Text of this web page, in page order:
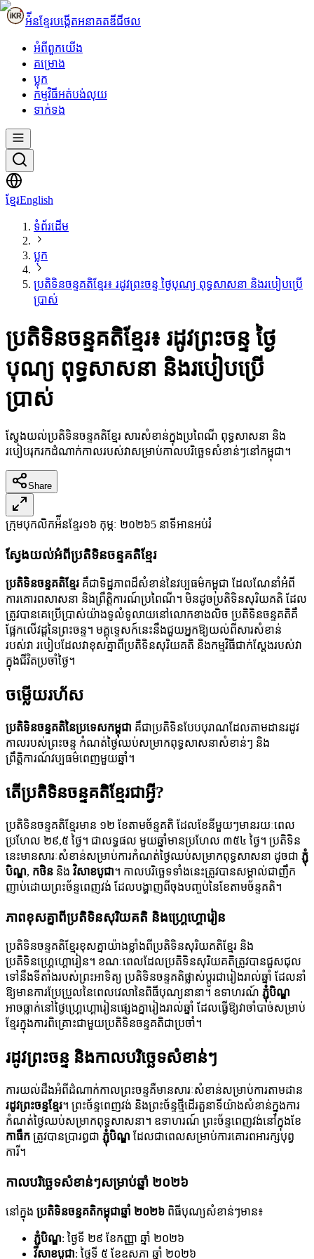
អ៉ីនខ្មែរបង្កើតអនាគតឌីជីថល
អំពី​ពួក​យើង
គម្រោង
ប្លុក
កម្មវិធីអត់បង់លុយ
ទាក់ទង
ខ្មែរEnglish
ទំព័រដើម
ប្លុក
ប្រតិទិនចន្ទគតិខ្មែរ៖ រដូវព្រះចន្ទ ថ្ងៃបុណ្យ ពុទ្ធសាសនា និងរបៀបប្រើ
ប្រាស់
ប្រតិទិនចន្ទគតិខ្មែរ៖ រដូវព្រះចន្ទ ថ្ងៃ
បុណ្យ ពុទ្ធសាសនា និងរបៀបប្រើ
ប្រាស់
ស្វែងយល់ប្រតិទិនចន្ទគតិខ្មែរ សារសំខាន់ក្នុងប្រពៃណី ពុទ្ធសាសនា និង
របៀបរុករកដំណាក់កាលរបស់វាសម្រាប់កាលបរិច្ឆេទសំខាន់ៗនៅកម្ពុជា។
Share
ក្រុមបុកលិកអ៉ីនខ្មែរ១៦ កុម្ភៈ ២០២៦5 នាទីអានអប់រំ
ស្វែងយល់អំពីប្រតិទិនចន្ទគតិខ្មែរ
ប្រតិទិនចន្ទគតិខ្មែរ គឺជាទិដ្ឋភាពដ៏សំខាន់នៃវប្បធម៌កម្ពុជា ដែលណែនាំអំពី
ការគោរពសាសនា និងព្រឹត្តិការណ៍ប្រពៃណី។ មិនដូចប្រតិទិនសុរិយគតិ ដែល
ត្រូវបានគេប្រើប្រាស់យ៉ាងទូលំទូលាយនៅលោកខាងលិច ប្រតិទិនចន្ទគតិគឺ
ផ្អែកលើវដ្តនៃព្រះចន្ទ។ មគ្គុទ្ទេសក៍នេះនឹងជួយអ្នកឱ្យយល់ពីសារសំខាន់
របស់វា របៀបដែលវាខុសគ្នាពីប្រតិទិនសុរិយគតិ និងកម្មវិធីជាក់ស្តែងរបស់វា
ក្នុងជីវិតប្រចាំថ្ងៃ។
ចម្លើយរហ័ស
ប្រតិទិនចន្ទគតិនៃប្រទេសកម្ពុជា គឺជាប្រតិទិនបែបបុរាណដែលតាមដានរដូវ
កាលរបស់ព្រះចន្ទ កំណត់ថ្ងៃឈប់សម្រាកពុទ្ធសាសនាសំខាន់ៗ និង
ព្រឹត្តិការណ៍វប្បធម៌ពេញមួយឆ្នាំ។
តើប្រតិទិនចន្ទគតិខ្មែរជាអ្វី?
ប្រតិទិនចន្ទគតិខ្មែរមាន ១២ ខែតាមច័ន្ទគតិ ដែលខែនីមួយៗមានរយៈពេល
ប្រហែល ២៩,៥ ថ្ងៃ។ ជាលទ្ធផល មួយឆ្នាំមានប្រហែល ៣៥៤ ថ្ងៃ។ ប្រតិទិន
នេះមានសារៈសំខាន់សម្រាប់ការកំណត់ថ្ងៃឈប់សម្រាកពុទ្ធសាសនា ដូចជា ភ្ជុំ
បិណ្ឌ, កថិន និង វិសាខបូជា។ កាលបរិច្ឆេទទាំងនេះត្រូវបានសម្គាល់ជាញឹក
ញាប់ដោយព្រះច័ន្ទពេញវង់ ដែលបង្ហាញពីចុងបញ្ចប់នៃខែតាមច័ន្ទគតិ។
ភាពខុសគ្នាពីប្រតិទិនសុរិយគតិ និងហ្គ្រេហ្គោរៀន
ប្រតិទិនចន្ទគតិខ្មែរខុសគ្នាយ៉ាងខ្លាំងពីប្រតិទិនសុរិយគតិខ្មែរ និង
ប្រតិទិនហ្គ្រេហ្គោរៀន។ ខណៈពេលដែលប្រតិទិនសុរិយគតិត្រូវបានជួសជុល
ទៅនឹងទីតាំងរបស់ព្រះអាទិត្យ ប្រតិទិនចន្ទគតិផ្លាស់ប្តូរជារៀងរាល់ឆ្នាំ ដែលនាំ
ឱ្យមានការប្រែប្រួលនៃពេលវេលានៃពិធីបុណ្យនានា។ ឧទាហរណ៍ ភ្ជុំបិណ្ឌ
អាចធ្លាក់នៅថ្ងៃហ្គ្រេហ្គោរៀនផ្សេងគ្នារៀងរាល់ឆ្នាំ ដែលធ្វើឱ្យវាចាំបាច់សម្រាប់
ខ្មែរក្នុងការពិគ្រោះជាមួយប្រតិទិនចន្ទគតិជាប្រចាំ។
រដូវព្រះចន្ទ និងកាលបរិច្ឆេទសំខាន់ៗ
ការយល់ដឹងអំពីដំណាក់កាលព្រះចន្ទគឺមានសារៈសំខាន់សម្រាប់ការតាមដាន
រដូវព្រះចន្ទខ្មែរ។ ព្រះច័ន្ទពេញវង់ និងព្រះច័ន្ទថ្មីដើរតួនាទីយ៉ាងសំខាន់ក្នុងការ
កំណត់ថ្ងៃឈប់សម្រាកពុទ្ធសាសនា។ ឧទាហរណ៍ ព្រះច័ន្ទពេញវង់នៅក្នុងខែ
កាធឹក ត្រូវបានប្រារព្ធជា ភ្ជុំបិណ្ឌ ដែលជាពេលសម្រាប់ការគោរពអារក្សបុព្វ
ការី។
កាលបរិច្ឆេទសំខាន់ៗសម្រាប់ឆ្នាំ ២០២៦
នៅក្នុង ប្រតិទិនចន្ទគតិកម្ពុជាឆ្នាំ ២០២៦ ពិធីបុណ្យសំខាន់ៗមាន៖
ភ្ជុំបិណ្ឌ: ថ្ងៃទី ២៩ ខែកញ្ញា ឆ្នាំ ២០២៦
វិសាខបូជា: ថ្ងៃទី ៥ ខែឧសភា ឆ្នាំ ២០២៦